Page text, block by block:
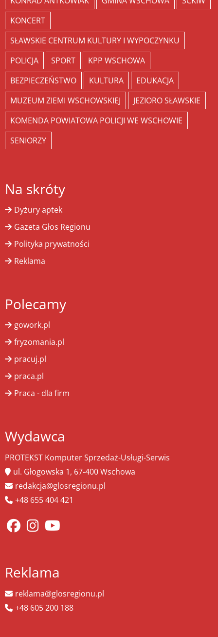
KONCERT
SŁAWSKIE CENTRUM KULTURY I WYPOCZYNKU
POLICJA
SPORT
KPP WSCHOWA
BEZPIECZEŃSTWO
KULTURA
EDUKACJA
MUZEUM ZIEMI WSCHOWSKIEJ
JEZIORO SŁAWSKIE
KOMENDA POWIATOWA POLICJI WE WSCHOWIE
SENIORZY
Na skróty
Dyżury aptek
Gazeta Głos Regionu
Polityka prywatności
Reklama
Polecamy
gowork.pl
fryzomania.pl
pracuj.pl
praca.pl
Praca - dla firm
Wydawca
PROTEKST Komputer Sprzedaż-Usługi-Serwis
ul. Głogowska 1, 67-400 Wschowa
redakcja@glosregionu.pl
+48 655 404 421
Reklama
reklama@glosregionu.pl
+48 605 200 188